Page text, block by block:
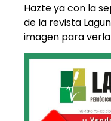
Hazte ya con la
de la revista
imagen para